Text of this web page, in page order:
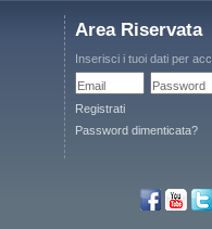
Area Riservata
Inserisci i tuoi dati per
Email
Password
Registrati
Password dimenticata?